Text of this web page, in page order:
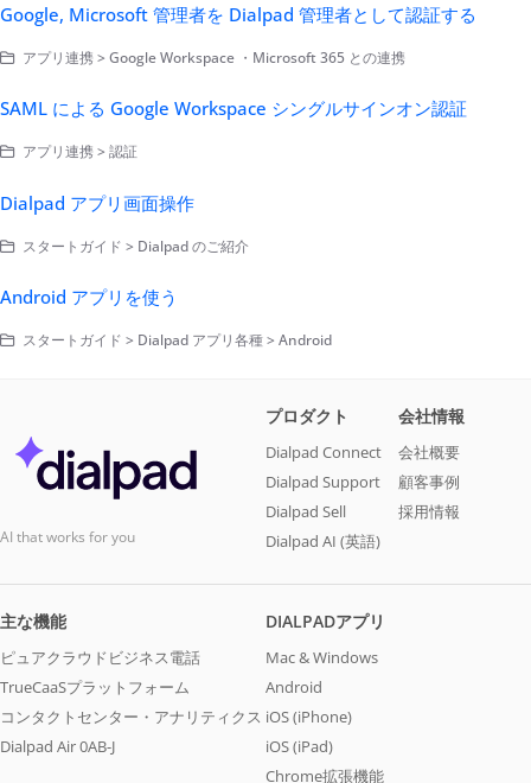
Google, Microsoft 管理者を Dialpad 管理者として認証する
アプリ連携 > Google Workspace ・Microsoft 365 との連携
SAML による Google Workspace シングルサインオン認証
アプリ連携 > 認証
Dialpad アプリ画面操作
スタートガイド > Dialpad のご紹介
Android アプリを使う
スタートガイド > Dialpad アプリ各種 > Android
AI that works for you
プロダクト
Dialpad Connect
Dialpad Support
Dialpad Sell
Dialpad AI (英語)
会社情報
会社概要
顧客事例
採用情報
主な機能
ピュアクラウドビジネス電話
TrueCaaSプラットフォーム
コンタクトセンター・アナリティクス
Dialpad Air 0AB-J
DIALPADアプリ
Mac & Windows
Android
iOS (iPhone)
iOS (iPad)
Chrome拡張機能